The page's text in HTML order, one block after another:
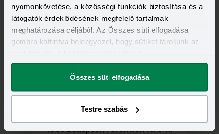
nyomonkövetése, a közösségi funkciók biztosítása és a
látogatók érdeklődésének megfelelő tartalmak
meghatározása céljából. Az Összes süti elfogadása
gombra kattintva beleegyezel, hogy sütiket tároljunk az
megváltoztathatod.
Összes süti elfogadása
Testre szabás
1052 Budapest, Deák Ferenc utca 7-
9.
Tovább a fiókoldalra
1053 Budapest, Ferenciek tere 11.